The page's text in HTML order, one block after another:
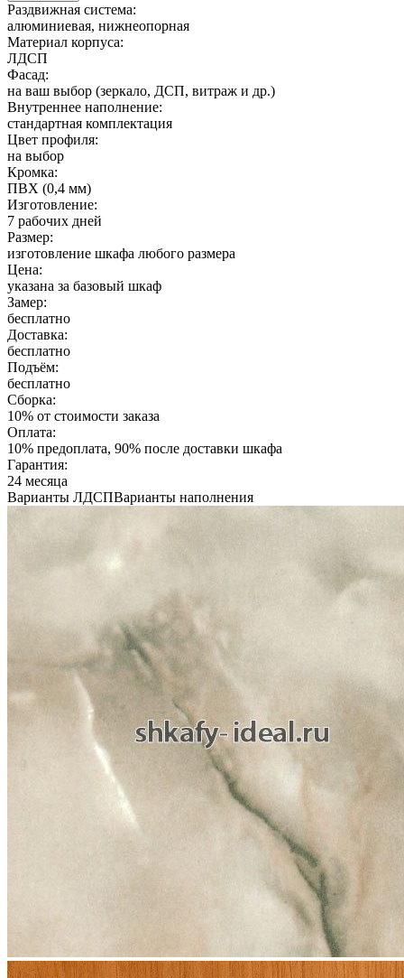
Раздвижная система:
алюминиевая, нижнеопорная
Материал корпуса:
ЛДСП
Фасад:
на ваш выбор (зеркало, ДСП, витраж и др.)
Внутреннее наполнение:
стандартная комплектация
Цвет профиля:
на выбор
Кромка:
ПВХ (0,4 мм)
Изготовление:
7 рабочих дней
Размер:
изготовление шкафа любого размера
Цена:
указана за базовый шкаф
Замер:
бесплатно
Доставка:
бесплатно
Подъём:
бесплатно
Сборка:
10% от стоимости заказа
Оплата:
10% предоплата, 90% после доставки шкафа
Гарантия:
24 месяца
Варианты ЛДСПВарианты наполнения